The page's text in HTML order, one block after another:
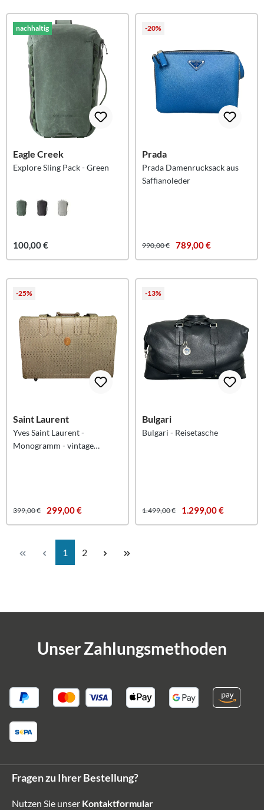
nachhaltig
Eagle Creek
Explore Sling Pack - Green
100,00 €
-20%
Prada
Prada Damenrucksack aus
Saffianoleder
990,00 € 789,00 €
-25%
Saint Laurent
Yves Saint Laurent -
Monogramm - vintage
399,00 € 299,00 €
-13%
Bulgari
Bulgari - Reisetasche
1.499,00 € 1.299,00 €
Seite
1 Seite
2
Unser Zahlungsmethoden
Fragen zu Ihrer Bestellung?
Nutzen Sie unser Kontaktformular